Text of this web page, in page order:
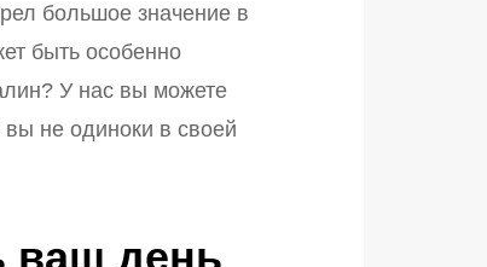
большое значение в
быть особенно
У нас вы можете
вы не одиноки в своей